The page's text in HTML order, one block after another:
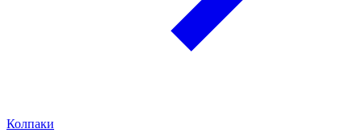
Колпаки